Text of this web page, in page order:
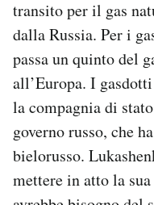
transito per il gas
dalla Russia. Per i
passa un quinto del
all’Europa. I
la compagnia di
governo russo, che
bielorusso.
mettere in atto la